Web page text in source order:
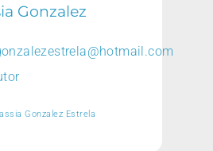
Gonzalez
Gonzalez Estrela